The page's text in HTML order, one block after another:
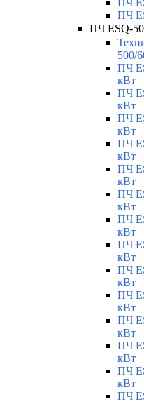
ПЧ
ПЧ
ПЧ ESQ-
500/
ПЧ
кВт
ПЧ
кВт
ПЧ
кВт
ПЧ
кВт
ПЧ
кВт
ПЧ
кВт
ПЧ
кВт
ПЧ
кВт
ПЧ
кВт
ПЧ
кВт
ПЧ
кВт
ПЧ
кВт
ПЧ
кВт
ПЧ